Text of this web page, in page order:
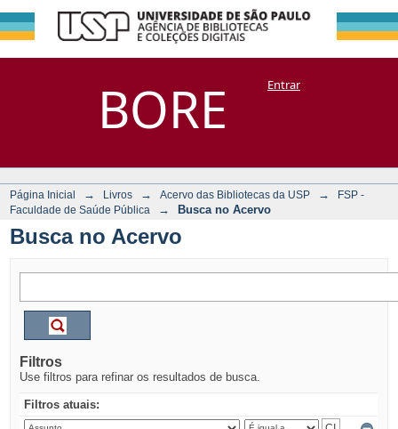
BORE
Busca no Acervo
DSpace/Manakin + CoriscoEntrar
Página Inicial → Livros → Acervo das Bibliotecas da USP →
FSP -
Faculdade de Saúde Pública
→ Busca no Acervo
Busca no Acervo
Filtros
Use filtros para refinar os resultados de busca.
Filtros atuais: